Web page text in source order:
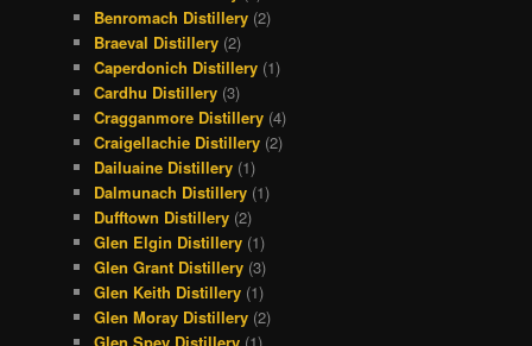
Benromach Distillery (2)
Braeval Distillery (2)
Caperdonich Distillery (1)
Cardhu Distillery (3)
Cragganmore Distillery (4)
Craigellachie Distillery (2)
Dailuaine Distillery (1)
Dalmunach Distillery (1)
Dufftown Distillery (2)
Glen Elgin Distillery (1)
Glen Grant Distillery (3)
Glen Keith Distillery (1)
Glen Moray Distillery (2)